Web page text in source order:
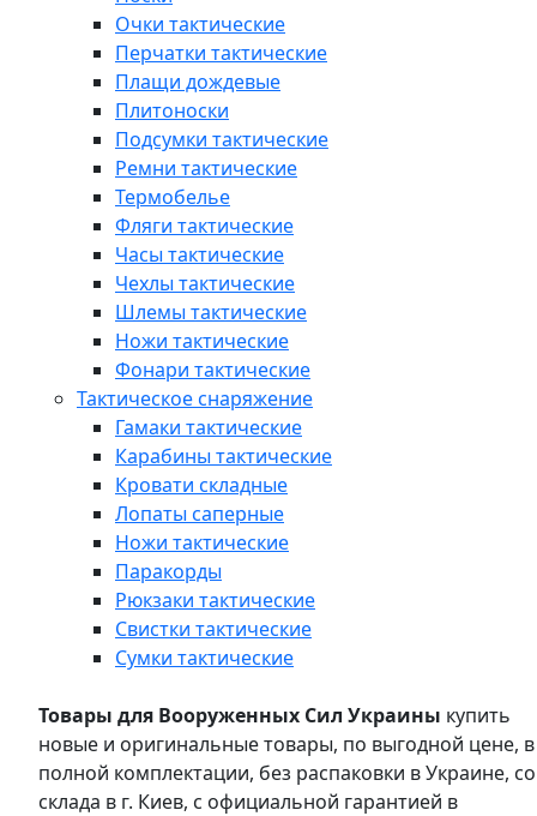
Очки тактические
Перчатки тактические
Плащи дождевые
Плитоноски
Подсумки тактические
Ремни тактические
Термобелье
Фляги тактические
Часы тактические
Чехлы тактические
Шлемы тактические
Ножи тактические
Фонари тактические
Тактическое снаряжение
Гамаки тактические
Карабины тактические
Кровати складные
Лопаты саперные
Ножи тактические
Паракорды
Рюкзаки тактические
Свистки тактические
Сумки тактические
Товары для Вооруженных Сил Украины купить
новые и оригинальные товары, по выгодной цене, в
полной комплектации, без распаковки в Украине, со
склада в г. Киев, с официальной гарантией в